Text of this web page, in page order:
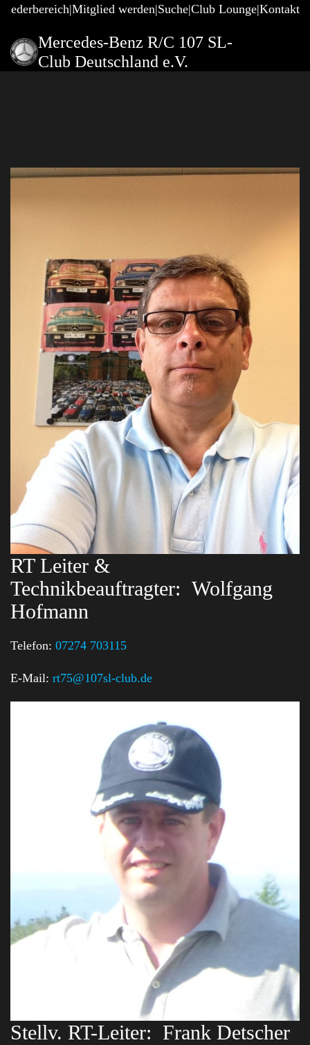
Mitglied werden Suche Club Lounge Kontakt
Mercedes-Benz R/C 107 SL-
Club Deutschland e.V.
RT Leiter &
Technikbeauftragter: Wolfgang
Hofmann
Telefon: 07274 703115
E-Mail: rt75@107sl-club.de
Stellv. RT-Leiter: Frank Detscher